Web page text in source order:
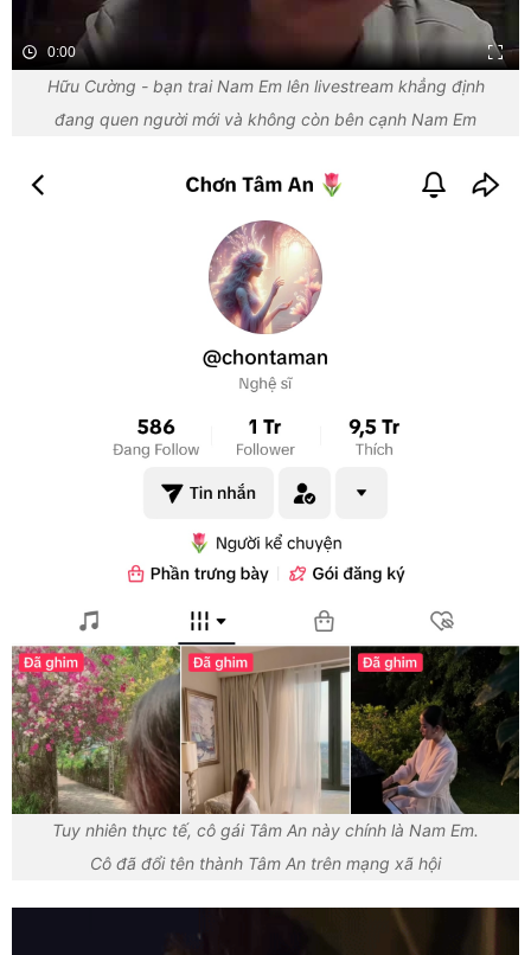
0:00
Hữu Cường - bạn trai Nam Em lên livestream khẳng định
đang quen người mới và không còn bên cạnh Nam Em
Tuy nhiên thực tế, cô gái Tâm An này chính là Nam Em.
Cô đã đổi tên thành Tâm An trên mạng xã hội